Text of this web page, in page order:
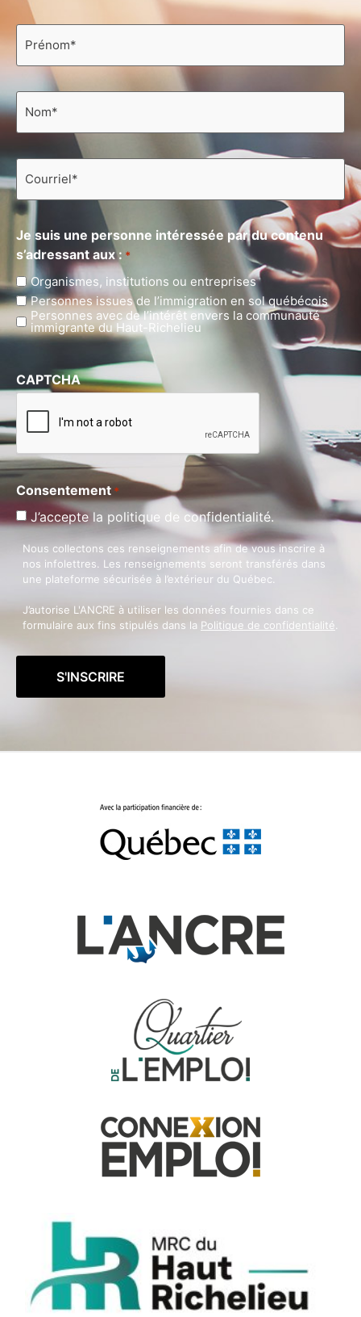
Prénom
Nom
Courriel
Je suis une personne intéressée par du contenu
s’adressant aux : *
Organismes, institutions ou entreprises
Personnes issues de l’immigration en sol québécois
Personnes avec de l’intérêt envers la communauté
immigrante du Haut-Richelieu
CAPTCHA
Consentement *
J’accepte la politique de confidentialité.
Nous collectons ces renseignements afin de vous inscrire à
nos infolettres. Les renseignements seront transférés dans
une plateforme sécurisée à l’extérieur du Québec.
J’autorise L'ANCRE à utiliser les données fournies dans ce
formulaire aux fins stipulés dans la Politique de confidentialité